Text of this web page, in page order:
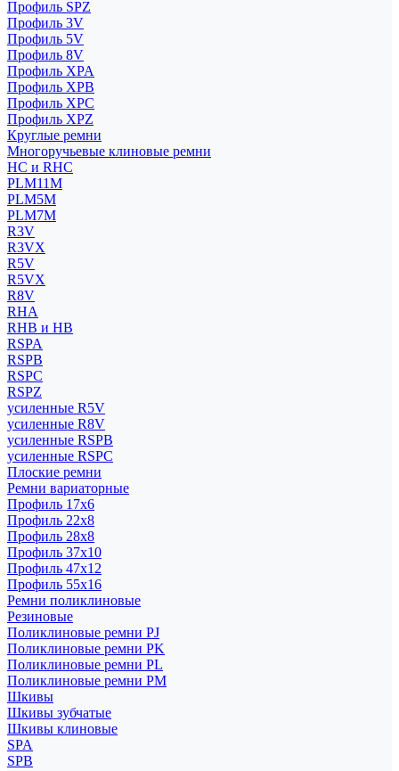
Профиль SPZ
Профиль 3V
Профиль 5V
Профиль 8V
Профиль XPA
Профиль XPB
Профиль XPC
Профиль XPZ
Круглые ремни
Многоручьевые клиновые ремни
HC и RHC
PLM11M
PLM5M
PLM7M
R3V
R3VX
R5V
R5VX
R8V
RHA
RHB и HB
RSPA
RSPB
RSPC
RSPZ
усиленные R5V
усиленные R8V
усиленные RSPB
усиленные RSPC
Плоские ремни
Ремни вариаторные
Профиль 17x6
Профиль 22x8
Профиль 28x8
Профиль 37x10
Профиль 47x12
Профиль 55x16
Ремни поликлиновые
Резиновые
Поликлиновые ремни PJ
Поликлиновые ремни PK
Поликлиновые ремни PL
Поликлиновые ремни PM
Шкивы
Шкивы зубчатые
Шкивы клиновые
SPA
SPB